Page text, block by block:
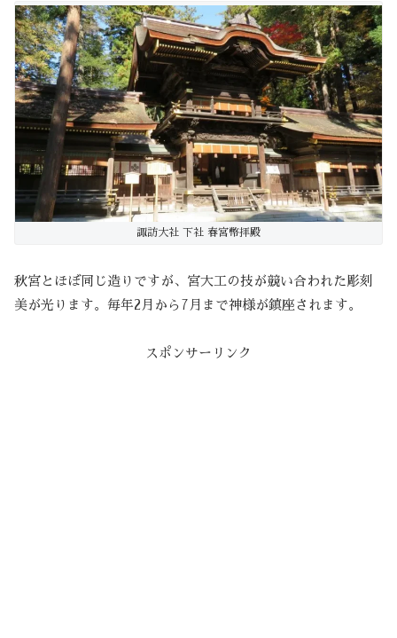
諏訪大社 下社 春宮幣拝殿
秋宮とほぼ同じ造りですが、宮大工の技が競い合われた彫刻
美が光ります。毎年2月から7月まで神様が鎮座されます。
スポンサーリンク